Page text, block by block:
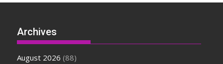
Archives
August 2026 (88)